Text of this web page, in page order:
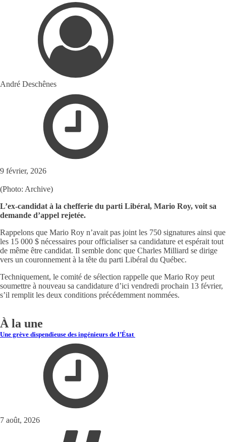
André Deschênes
9 février, 2026
(Photo: Archive)
L’ex-candidat à la chefferie du parti Libéral, Mario Roy, voit sa
demande d’appel rejetée.
Rappelons que Mario Roy n’avait pas joint les 750 signatures ainsi que
les 15 000 $ nécessaires pour officialiser sa candidature et espérait tout
de même être candidat. Il semble donc que Charles Milliard se dirige
vers un couronnement à la tête du parti Libéral du Québec.
Techniquement, le comité de sélection rappelle que Mario Roy peut
soumettre à nouveau sa candidature d’ici vendredi prochain 13 février,
s’il remplit les deux conditions précédemment nommées.
À la une
Une grève dispendieuse des ingénieurs de l’État
7 août, 2026